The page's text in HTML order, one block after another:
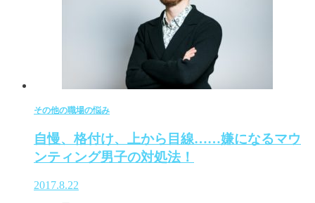
その他の職場の悩み
自慢、格付け、上から目線……嫌になるマウ
ンティング男子の対処法！
2017.8.22